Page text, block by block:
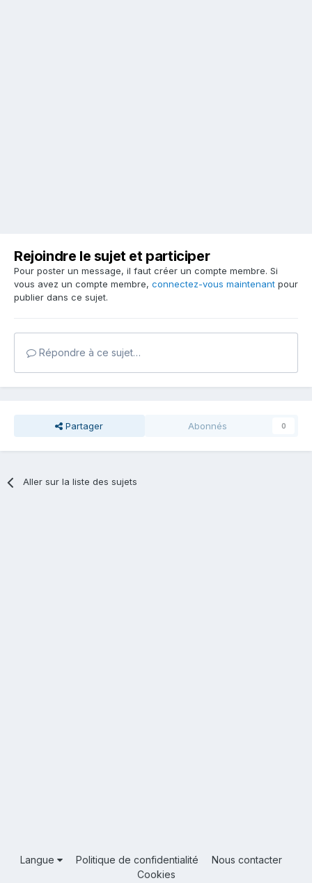
Rejoindre le sujet et participer
Pour poster un message, il faut créer un compte membre. Si
vous avez un compte membre, connectez-vous maintenant pour
publier dans ce sujet.
Répondre à ce sujet…
Partager Abonnés 0
Aller sur la liste des sujets
Langue Politique de confidentialité
Nous contacter
Cookies